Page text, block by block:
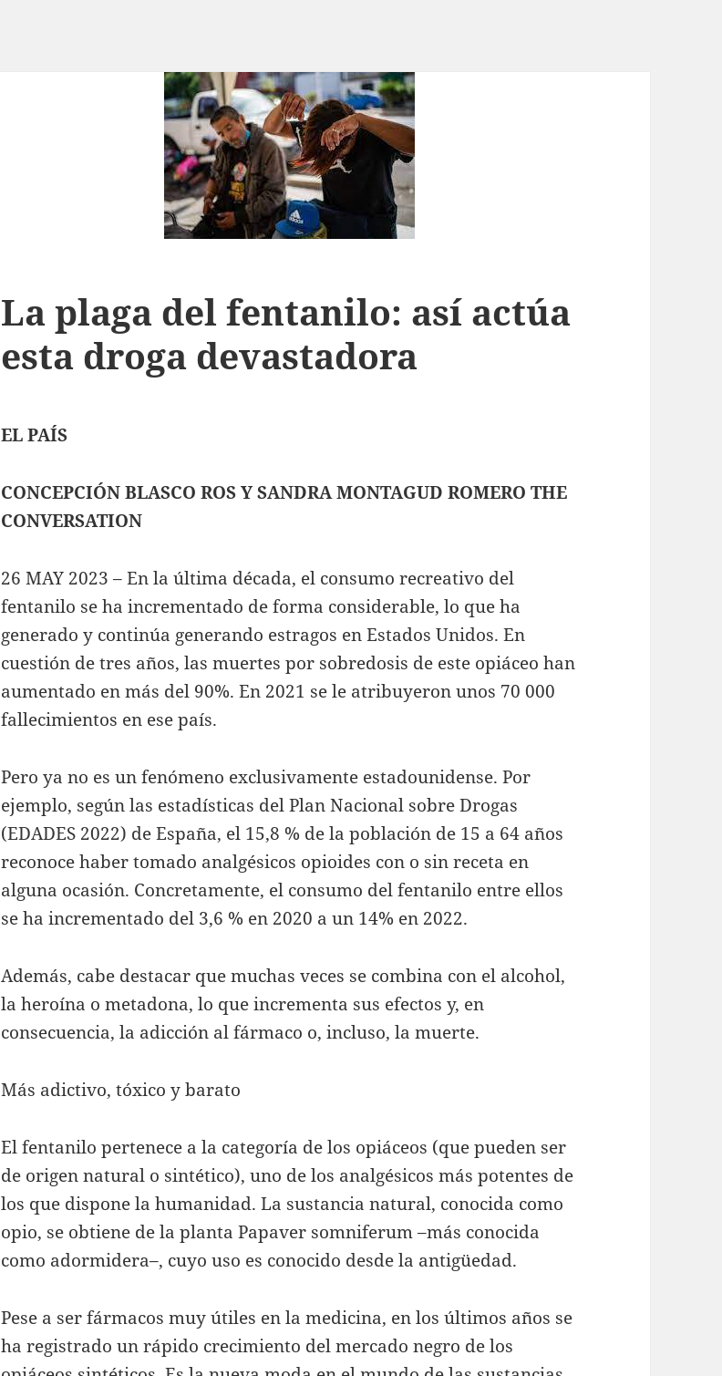
La plaga del fentanilo: así actúa
esta droga devastadora
EL PAÍS
CONCEPCIÓN BLASCO ROS Y SANDRA MONTAGUD ROMERO THE
CONVERSATION
26 MAY 2023 – En la última década, el consumo recreativo del
fentanilo se ha incrementado de forma considerable, lo que ha
generado y continúa generando estragos en Estados Unidos. En
cuestión de tres años, las muertes por sobredosis de este opiáceo han
aumentado en más del 90%. En 2021 se le atribuyeron unos 70 000
fallecimientos en ese país.
Pero ya no es un fenómeno exclusivamente estadounidense. Por
ejemplo, según las estadísticas del Plan Nacional sobre Drogas
(EDADES 2022) de España, el 15,8 % de la población de 15 a 64 años
reconoce haber tomado analgésicos opioides con o sin receta en
alguna ocasión. Concretamente, el consumo del fentanilo entre ellos
se ha incrementado del 3,6 % en 2020 a un 14% en 2022.
Además, cabe destacar que muchas veces se combina con el alcohol,
la heroína o metadona, lo que incrementa sus efectos y, en
consecuencia, la adicción al fármaco o, incluso, la muerte.
Más adictivo, tóxico y barato
El fentanilo pertenece a la categoría de los opiáceos (que pueden ser
de origen natural o sintético), uno de los analgésicos más potentes de
los que dispone la humanidad. La sustancia natural, conocida como
opio, se obtiene de la planta Papaver somniferum –más conocida
como adormidera–, cuyo uso es conocido desde la antigüedad.
Pese a ser fármacos muy útiles en la medicina, en los últimos años se
ha registrado un rápido crecimiento del mercado negro de los